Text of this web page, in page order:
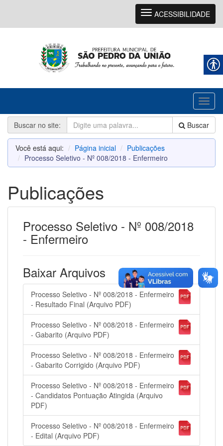
Navegação
ACESSIBILIDADE
Buscar no site:
Buscar
Você está aqui: Página inicial
Publicações
Processo Seletivo - Nº 008/2018 - Enfermeiro
Publicações
Processo Seletivo - Nº 008/2018
- Enfermeiro
Baixar Arquivos
Processo Seletivo - Nº 008/2018 - Enfermeiro
- Resultado Final (Arquivo PDF)
Processo Seletivo - Nº 008/2018 - Enfermeiro
- Gabarito (Arquivo PDF)
Processo Seletivo - Nº 008/2018 - Enfermeiro
- Gabarito Corrigido (Arquivo PDF)
Processo Seletivo - Nº 008/2018 - Enfermeiro
- Candidatos Pontuação Atingida (Arquivo
PDF)
Processo Seletivo - Nº 008/2018 - Enfermeiro
- Edital (Arquivo PDF)